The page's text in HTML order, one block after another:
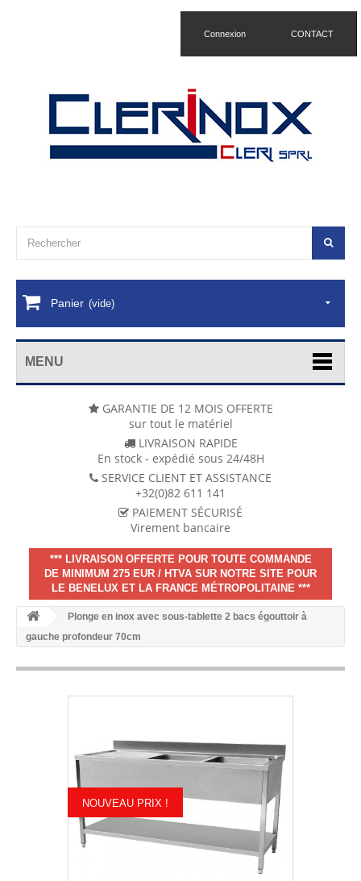
CONTACT
Connexion
Panier (vide)
MENU
GARANTIE DE 12 MOIS OFFERTE
sur tout le matériel
LIVRAISON RAPIDE
En stock - expédié sous 24/48H
SERVICE CLIENT ET ASSISTANCE
+32(0)82 611 141
PAIEMENT SÉCURISÉ
Virement bancaire
*** LIVRAISON OFFERTE POUR TOUTE COMMANDE
DE MINIMUM 275 EUR / HTVA SUR NOTRE SITE POUR
LE BENELUX ET LA FRANCE MÉTROPOLITAINE ***
Plonge en inox avec sous-tablette 2 bacs égouttoir à
gauche profondeur 70cm
NOUVEAU PRIX !